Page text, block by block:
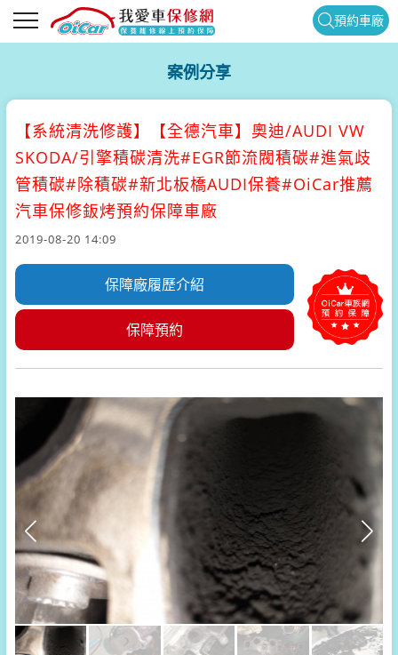
預約車廠
案例分享
【系統清洗修護】
【全德汽車】奧迪/AUDI VW
SKODA/引擎積碳清洗#EGR節流閥積碳#進氣歧
管積碳#除積碳#新北板橋AUDI保養#OiCar推薦
汽車保修鈑烤預約保障車廠
2019-08-20 14:09
保障廠履歷介紹
保障預約